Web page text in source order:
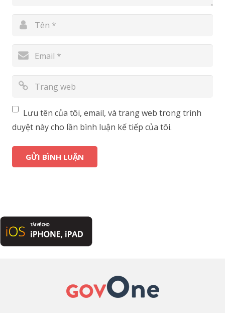
Lưu tên của tôi, email, và trang web trong trình
duyệt này cho lần bình luận kế tiếp của tôi.